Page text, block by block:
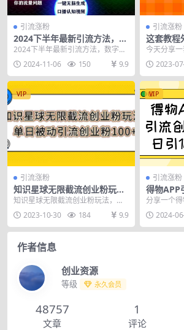
引流涨粉
2024下半年最新引流方法，数
字人+思维认知口播号，五分
钟制作，日引创…
2024下半年最新引流方法，数字人
+思维认知口播号，五分钟制作，日
引创业粉300...
2024-11-06 150 9.9
引流涨粉
这套教程
资料引流
-50加，
今天分享
我自己也
粉丝就是通
2023-
VIP
引流涨粉
知识星球无限截流创业粉玩
法，单日被动引流创业粉100+
知识星球无限截流创业粉玩法，单
日被动引流创业粉100+ 项目简介：
玩过星球的哈...
2023-10-30 184 9.9
VIP
引流涨粉
得物APP
0+
分享一个
方法原理
布赚钱的
2024-
作者信息
创业资源
等级 永久会员
48757
文章
1
评论